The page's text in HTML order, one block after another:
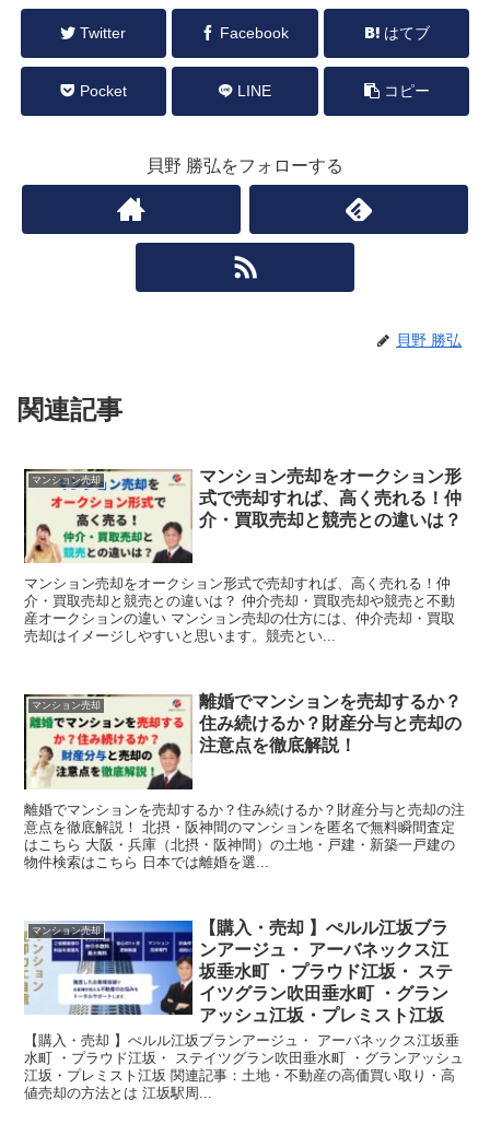
Twitter Facebook はてブ
Pocket LINE コピー
貝野 勝弘をフォローする
貝野 勝弘
関連記事
マンション売却
マンション売却をオークション形
式で売却すれば、高く売れる！仲
介・買取売却と競売との違いは？
マンション売却をオークション形式で売却すれば、高く売れる！仲
介・買取売却と競売との違いは？ 仲介売却・買取売却や競売と不動
産オークションの違い マンション売却の仕方には、仲介売却・買取
売却はイメージしやすいと思います。競売とい...
マンション売却
離婚でマンションを売却するか？
住み続けるか？財産分与と売却の
注意点を徹底解説！
離婚でマンションを売却するか？住み続けるか？財産分与と売却の注
意点を徹底解説！ 北摂・阪神間のマンションを匿名で無料瞬間査定
はこちら 大阪・兵庫（北摂・阪神間）の土地・戸建・新築一戸建の
物件検索はこちら 日本では離婚を選...
マンション売却
【購入・売却 】ぺルル江坂ブラ
ンアージュ・ アーバネックス江
坂垂水町 ・プラウド江坂・ ステ
イツグラン吹田垂水町 ・グラン
アッシュ江坂・プレミスト江坂
【購入・売却 】ぺルル江坂ブランアージュ・ アーバネックス江坂垂
水町 ・プラウド江坂・ ステイツグラン吹田垂水町 ・グランアッシュ
江坂・プレミスト江坂 関連記事：土地・不動産の高価買い取り・高
値売却の方法とは 江坂駅周...